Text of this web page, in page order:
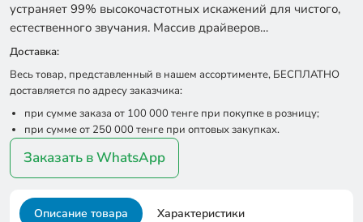
устраняет 99% высокочастотных искажений для чистого,
естественного звучания. Массив драйверов…
Доставка:
Весь товар, представленный в нашем ассортименте, БЕСПЛАТНО
доставляется по адресу заказчика:
при сумме заказа от 100 000 тенге при покупке в розницу;
при сумме от 250 000 тенге при оптовых закупках.
Заказать в WhatsApp
Описание товара Характеристики